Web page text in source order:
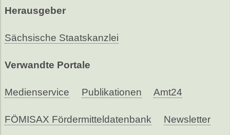
Herausgeber
Sächsische Staatskanzlei
Verwandte Portale
Medienservice Publikationen Amt24
FÖMISAX Fördermitteldatenbank Newsletter